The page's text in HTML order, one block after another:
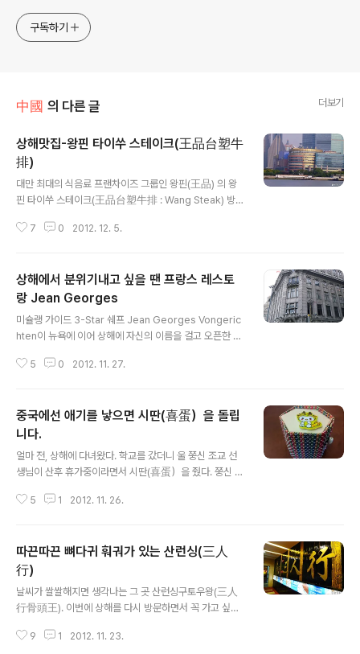
구독하기
中國 의 다른 글 더보기
상해맛집-왕핀 타이쑤 스테이크(王品台塑牛
排)
대만 최대의 식음료 프랜차이즈 그룹인 왕핀(王品) 의 왕
핀 타이쑤 스테이크(王品台塑牛排 : Wang Steak) 방
리에선 와이탄 야경도 감상할 수 있다고 해서 여기로 선택.
를 달라고 했다. 왕핀은 8층 가장 안쪽에 위치하고 있었다.
왕핀은 화려하고 고급스럽다고 했는데 정대 광장점은 블랙
앤 화이트로. 우리의 자리는 창가. 테이블 세팅도 블랙앤 화
이트. 샐러드, 스프, 메인요리, 디저트, 음료 등을 선택하면
서 너무 종류가 많아서 다 먹을 수 있을까하는 걱정이.. 식
전주로 복숭아 리큐어. 달달하니 맛있어서 손이 가요 손이
7 0 2012. 12. 5.
상해에서 분위기내고 싶을 땐 프랑스 레스토
랑 Jean Georges
미슐랭 가이드 3-Star 쉐프 Jean Georges Vongeric
hten이 뉴욕에 이어 상해에 자신의 이름을 걸고 오픈한 프
을려면 한달 전에는 예약해야 한다지만 상해 Jean Geor
물의 4층에 위치해 있습니다. 와이탄 3호 건물 Jean Ge
orges로 가는 건물 입구입니다. 엘리베이터에서 내리면
보이는 Jean Georges. 이게 Jean Georges를 상징
하는 문양인가 봅니다. 테이블 세팅과 초컬릿에도 이 문양
이.. 엘리베이터에서 내려서 들어가면 우리를 맞이해 주는
곳. 여기서 자리로 안내해준다. 점심 시간이라 그런지..
5 0 2012. 11. 27.
중국에선 애기를 낳으면 시딴(喜蛋）을 돌립
니다.
얼마 전, 상해에 다녀왔다. 학교를 갔더니 울 쭝신 조교 선
생님이 산후 휴가중이라면서 시딴(喜蛋）을 줬다. 쭝신 조
딴을 돌리는 거라고 했다. 닭 계(雞 : jī)와 길할 길(吉 : jí)의
다고 했다. 용의 해라 그런지 귀여운 용 스티커도 붙여져 있
다. 안에는 달걀 2개가 들어있다. 달걀과 함께 딸을 낳았으
니 축하해 달라는 귀여운 쪽지도. 귀여운 여자 용 캐릭터.
홍딴이라고 해서 이상한 빨강색일까봐 두려웠는데 까보니
그냥 찜질방 달걀 색깔. 맛도 찜질방 달걀 맛이었다. 전통적
인 시딴은 빨강색으로 염색해서 준다고 하는데 저 염료가
5 1 2012. 11. 26.
따끈따끈 뼈다귀 훠궈가 있는 산런싱(三人
行)
날씨가 쌀쌀해지면 생각나는 그 곳 산런싱구토우왕(三人
行骨頭王). 이번에 상해를 다시 방문하면서 꼭 가고 싶은
상 생각이 난다. 《論語‧述而》：“三人行，必有我師
9 1 2012. 11. 23.